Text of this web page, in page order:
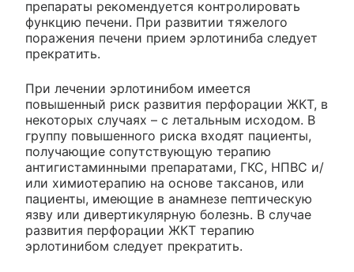
препараты рекомендуется контролировать
функцию печени. При развитии тяжелого
поражения печени прием эрлотиниба следует
прекратить.
При лечении эрлотинибом имеется
повышенный риск развития перфорации ЖКТ, в
некоторых случаях – с летальным исходом. В
группу повышенного риска входят пациенты,
получающие сопутствующую терапию
антигистаминными препаратами, ГКС, НПВС и/
или химиотерапию на основе таксанов, или
пациенты, имеющие в анамнезе пептическую
язву или дивертикулярную болезнь. В случае
развития перфорации ЖКТ терапию
эрлотинибом следует прекратить.